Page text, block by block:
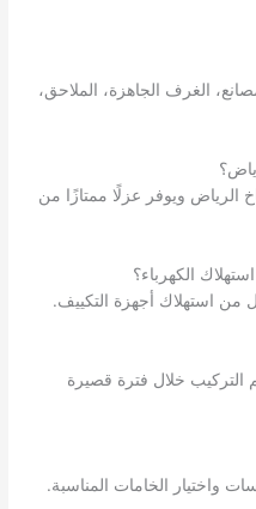
الغرف الجاهزة، الملاحق،
الرياض ويوفر عزلًا ممتازًا من
الكهرباء؟
من استهلاك أجهزة التكييف.
التركيب خلال فترة قصيرة
واختيار الخامات المناسبة.